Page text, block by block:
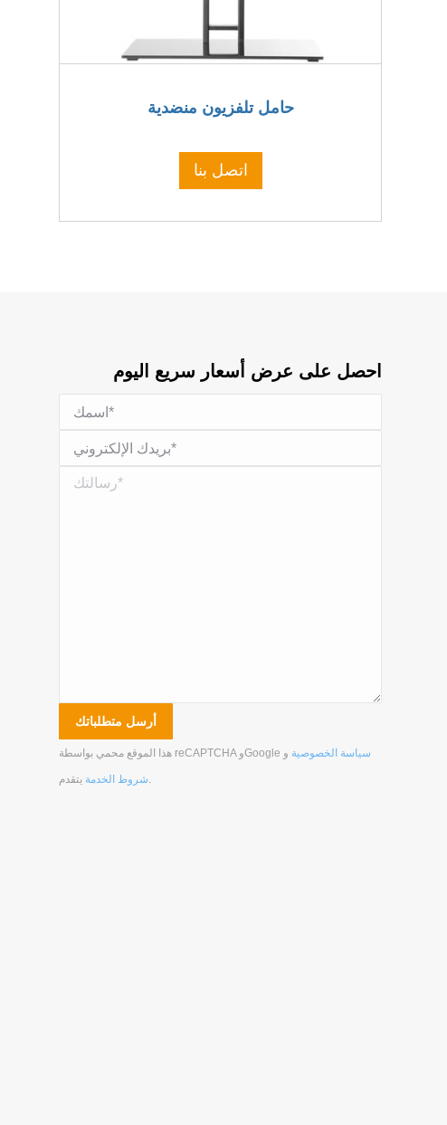
حامل تلفزيون منضدية
اتصل بنا
احصل على عرض أسعار سريع اليوم
هذا الموقع محمي بواسطة reCAPTCHA وGoogle سياسة الخصوصية و
شروط الخدمة يتقدم .